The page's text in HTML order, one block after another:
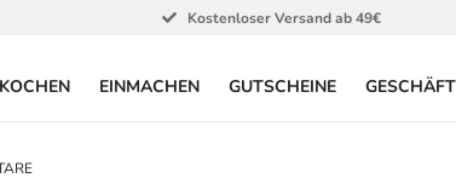
Kostenloser Versand ab 49€
KOCHEN EINMACHEN GUTSCHEINE